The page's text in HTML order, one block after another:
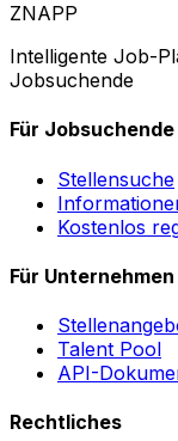
ZNAPP
Intelligente Job-
Jobsuchende
Für Jobsuchende
Stellensuche
Kostenlos
Für Unternehmen
Talent Pool
API-
Rechtliches